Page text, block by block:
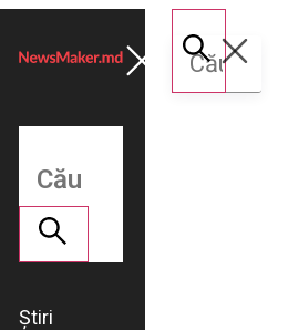
Știri